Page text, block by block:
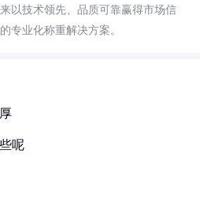
以技术领先、品质可靠赢得市场信
专业化称重解决方案。
呢